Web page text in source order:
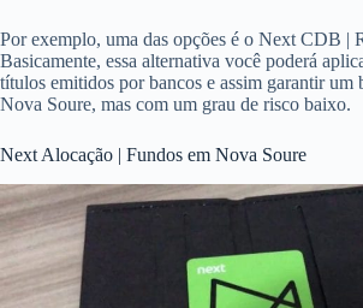
Por exemplo, uma das opções é o Next CDB |
Basicamente, essa alternativa você poderá
títulos emitidos por bancos e assim garantir um
Nova Soure, mas com um grau de risco baixo.
Next Alocação | Fundos em Nova Soure